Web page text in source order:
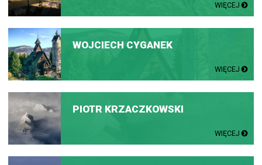
WIĘCEJ
WOJCIECH CYGANEK
WIĘCEJ
PIOTR KRZACZKOWSKI
WIĘCEJ